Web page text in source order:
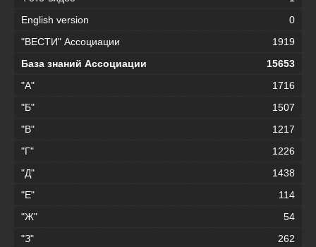
English version
0
"ВЕСТИ" Ассоциации
1919
База знаний Ассоциации
15653
"А"
1716
"Б"
1507
"В"
1217
"Г"
1226
"Д"
1438
"Е"
114
"Ж"
54
"З"
262